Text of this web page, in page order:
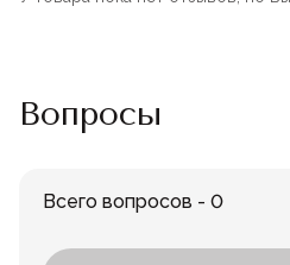
Вопросы
Всего вопросов - 0